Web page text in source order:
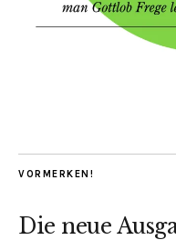
VORMERKEN!
Die neue